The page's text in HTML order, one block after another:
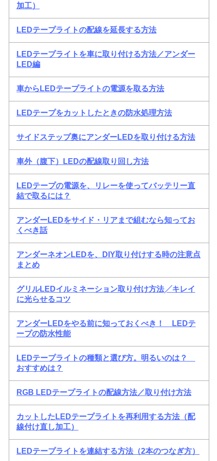
加工）
LEDテープライトの配線を延長する方法
LEDテープライトを車に取り付ける方法／アンダー
LED編
車からLEDテープライトの電源を取る方法
LEDテープをカットしたときの防水処理方法
サイドステップ奥にアンダーLEDを取り付ける方法
車外（腹下）LEDの配線取り回し方法
LEDテープの電源を、リレーを使ってバッテリー直
結で取るには？
アンダーLEDをサイド・リアまで組むなら知ってお
くべき話
アンダーネオンLEDを、DIY取り付けする時の注意点
まとめ
グリルLEDイルミネーション取り付け方法╱キレイ
に光らせるコツ
アンダーLEDをやる前に知っておくべき！ LEDテ
ープの防水性能
LEDテープライトの種類と選び方。明るいのは？
おすすめは？
RGB LEDテープライトの配線方法／取り付け方法
カットしたLEDテープライトを再利用する方法（配
線付け直し加工）
LEDテープライトを連結する方法（2本のつなぎ方）